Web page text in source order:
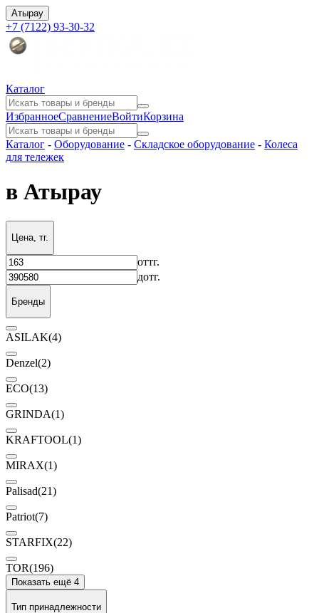
Атырау
+7 (7122) 93-30-32
Каталог
ИзбранноеСравнениеВойтиКорзина
Каталог - Оборудование - Складское оборудование - Колеса
для тележек
в Атырау
Цена, тг.
оттг.
дотг.
Бренды
ASILAK(4)
Denzel(2)
ECO(13)
GRINDA(1)
KRAFTOOL(1)
MIRAX(1)
Palisad(21)
Patriot(7)
STARFIX(22)
TOR(196)
Показать ещё 4
Тип принадлежности